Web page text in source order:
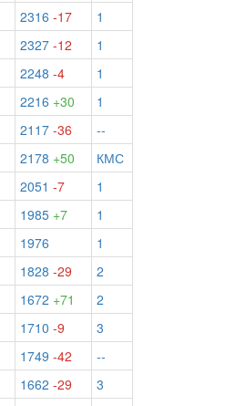
2316 -17
1
2327 -12
1
2248 -4
1
2216 +30
1
2117 -36
--
2178 +50
КМС
2051 -7
1
1985 +7
1
1976
1
1828 -29
2
1672 +71
2
1710 -9
3
1749 -42
--
1662 -29
3